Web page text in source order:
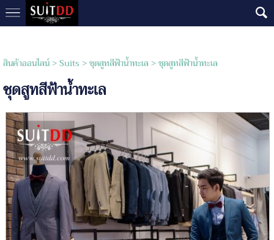
สินค้าออนไลน์>Suits >ชุดสูทสีฟ้าน้ำทะเล > ชุดสูทสีฟ้าน้ำทะเล
ชุดสูทสีฟ้าน้ำทะเล